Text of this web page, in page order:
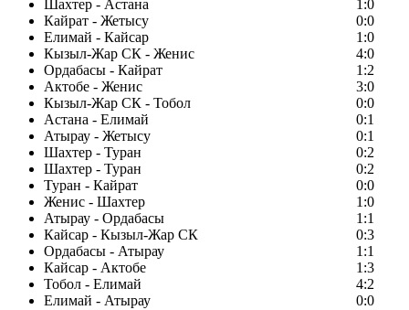
Шахтер - Астана
1:0
Кайрат - Жетысу
0:0
Елимай - Кайсар
1:0
Кызыл-Жар СК - Женис
4:0
Ордабасы - Кайрат
1:2
Актобе - Женис
3:0
Кызыл-Жар СК - Тобол
0:0
Астана - Елимай
0:1
Атырау - Жетысу
0:1
Шахтер - Туран
0:2
Шахтер - Туран
0:2
Туран - Кайрат
0:0
Женис - Шахтер
1:0
Атырау - Ордабасы
1:1
Кайсар - Кызыл-Жар СК
0:3
Ордабасы - Атырау
1:1
Кайсар - Актобе
1:3
Тобол - Елимай
4:2
Елимай - Атырау
0:0